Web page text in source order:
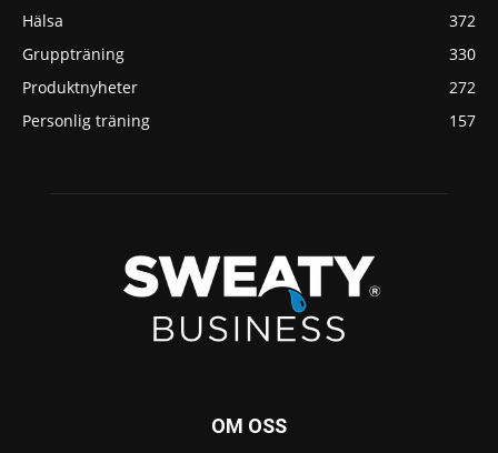
Hälsa
372
Gruppträning
330
Produktnyheter
272
Personlig träning
157
OM OSS